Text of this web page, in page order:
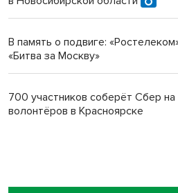
В память о подвиге:
«Битва за Москву»
700 участников соберёт Сбер на
волонтёров в Красноярске